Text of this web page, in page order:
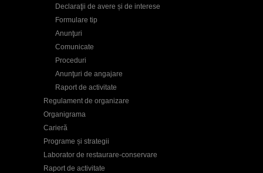
Declaraţii de avere și de interese
Formulare tip
Anunţuri
Comunicate
Proceduri
Anunţuri de angajare
Raport de activitate
Regulament de organizare
Organigrama
Carieră
Programe și strategii
Laborator de restaurare-conservare
Raport de activitate